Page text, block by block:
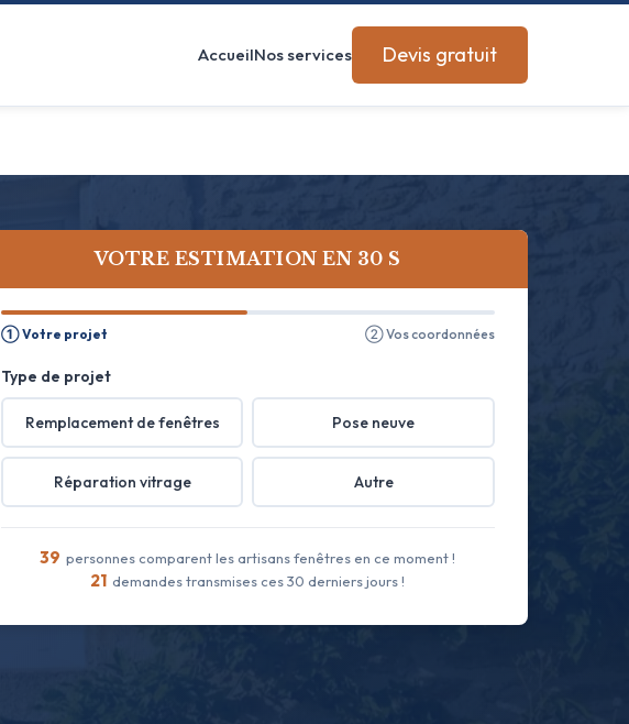
AccueilNos services Devis gratuit
VOTRE ESTIMATION EN 30 S
① Votre projet ② Vos coordonnées
Type de projet
Remplacement de fenêtres Pose neuve
Réparation vitrage Autre
39 personnes comparent les artisans fenêtres en ce moment !
21 demandes transmises ces 30 derniers jours !